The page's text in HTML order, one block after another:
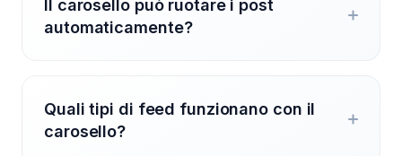
Il carosello può ruotare i post
automaticamente?
Quali tipi di feed funzionano con il
carosello?